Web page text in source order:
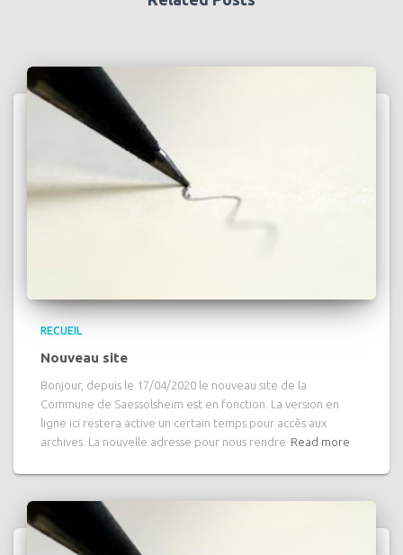
RECUEIL
Nouveau site
Bonjour, depuis le 17/04/2020 le nouveau site de la
Commune de Saessolsheim est en fonction. La version en
ligne ici restera active un certain temps pour accès aux
archives. La nouvelle adresse pour nous rendre Read more